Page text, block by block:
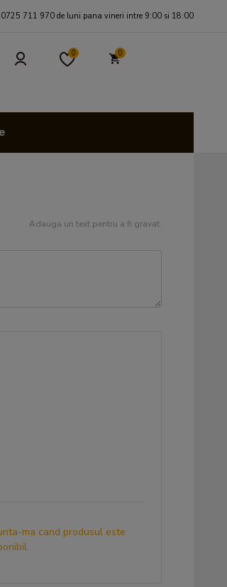
0725 711 970 de luni pana vineri intre 9:00 si 18:00
0 0
Adauga un text pentru a fi gravat.
ma cand produsul este